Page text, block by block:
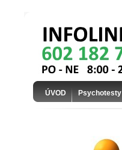
ÚVOD Psychotesty